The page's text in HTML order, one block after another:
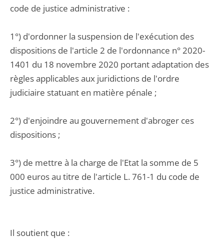
code de justice administrative :
1°) d'ordonner la suspension de l'exécution des
dispositions de l'article 2 de l'ordonnance n° 2020-
1401 du 18 novembre 2020 portant adaptation des
règles applicables aux juridictions de l'ordre
judiciaire statuant en matière pénale ;
2°) d'enjoindre au gouvernement d'abroger ces
dispositions ;
3°) de mettre à la charge de l'Etat la somme de 5
000 euros au titre de l'article L. 761-1 du code de
justice administrative.
Il soutient que :